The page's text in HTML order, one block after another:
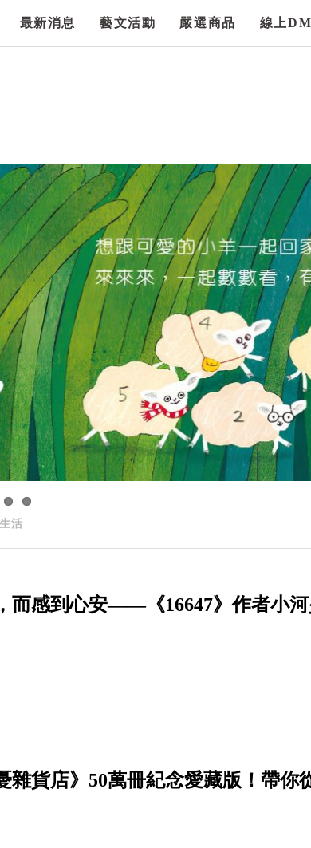
最新消息 藝文活動 嚴選商品 線上DM
活
而感到心安——《16647》作者小
雜貨店》50萬冊紀念愛藏版！帶你